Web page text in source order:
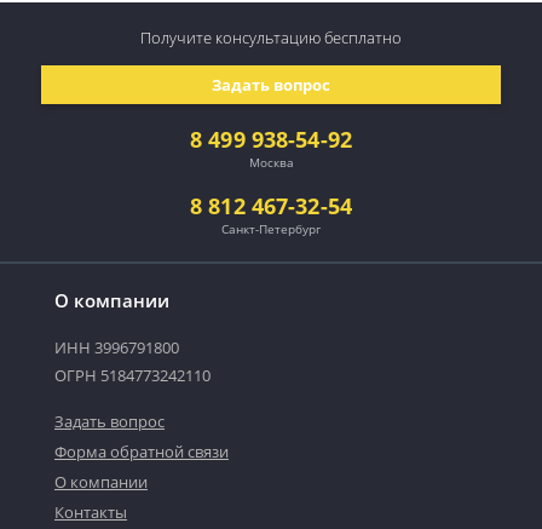
О компании
ИНН 3996791800
ОГРН 5184773242110
Задать вопрос
Форма обратной связи
О компании
Контакты
8 499 938-54-92
Москва
8 812 467-32-54
Санкт-Петербург
Задать вопрос
Получите консультациюбесплатно